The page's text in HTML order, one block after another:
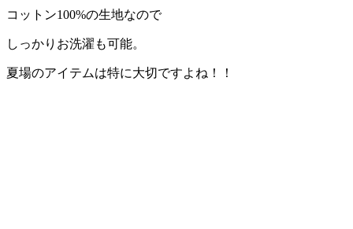
コットン100%の生地なので
しっかりお洗濯も可能。
夏場のアイテムは特に大切ですよね！！